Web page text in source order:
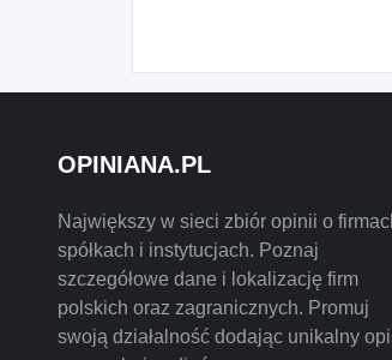
OPINIANA.PL
Największy w sieci zbiór opinii o
spółkach i instytucjach. Poznaj
szczegółowe dane i lokalizację firm
polskich oraz zagranicznych. Promuj
swoją działalność dodając unikalny